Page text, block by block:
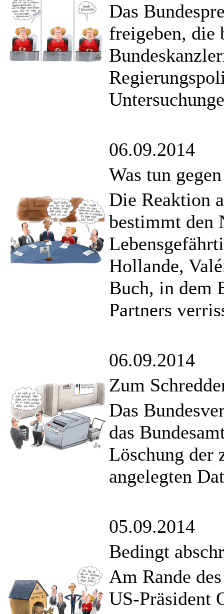
Das
freigeben, die
06.09.2014
Was tun
Die Reaktion
bestimmt den
Hollande,
Buch, in dem
Partners
06.09.2014
Zum
Das
das
Löschung der
angelegten
05.09.2014
Bedingt
Am Rande
US-Präsident